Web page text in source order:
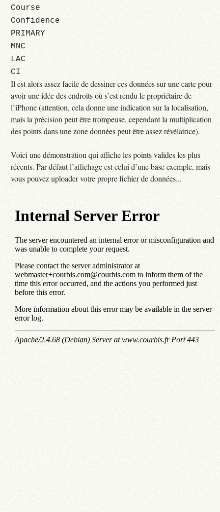
Course
Confidence
PRIMARY
MNC
LAC
CI
Il est alors assez facile de dessiner ces données sur une carte pour
avoir une idée des endroits où s’est rendu le propriétaire de
l’iPhone (attention, cela donne une indication sur la localisation,
mais la précision peut être trompeuse, cependant la multiplication
des points dans une zone données peut être assez révélatrice).
Voici une démonstration qui affiche les points valides les plus
récents. Par défaut l’affichage est celui d’une base exemple, mais
vous pouvez uploader votre propre fichier de données...